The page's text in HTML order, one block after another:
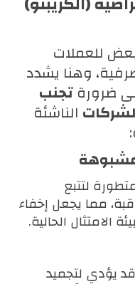
يلجأ البعض للعملات
وهنا يشدد
ضرورةتجنب
الناشئة
لتتبع
مما يجعل إخفاء
الامتثال الحالية.
يؤدي لتجميد